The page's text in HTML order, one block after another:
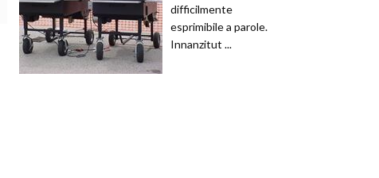
difficilmente
esprimibile a parole.
Innanzitut ...